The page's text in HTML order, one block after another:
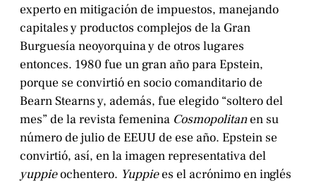
experto en mitigación de impuestos, manejando
capitales y productos complejos de la Gran
Burguesía neoyorquina y de otros lugares
entonces. 1980 fue un gran año para Epstein,
porque se convirtió en socio comanditario de
Bearn Stearns y, además, fue elegido “soltero del
mes” de la revista femenina Cosmopolitanen su
número de julio de EEUU de ese año. Epstein se
convirtió, así, en la imagen representativa del
yuppieochentero. Yuppiees el acrónimo en inglés